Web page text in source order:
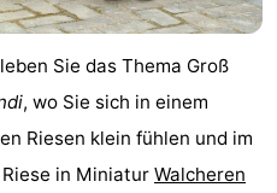
Sie das Thema Groß
, wo Sie sich in einem
Riesen klein fühlen und im
in Miniatur Walcheren